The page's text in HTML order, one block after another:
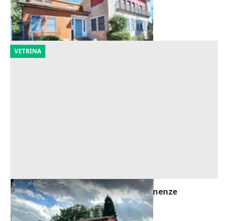
Monte Castello di Vibio (Perugia)
21/10/2026
VETRINA
Asta Villa con parco, piscina e pertinenze
Offerta minima
3.170.202 €